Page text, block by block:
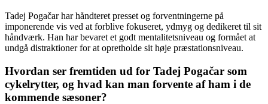
Tadej Pogačar har håndteret presset og forventningerne på
imponerende vis ved at forblive fokuseret, ydmyg og dedikeret til sit
håndværk. Han har bevaret et godt mentalitetsniveau og formået at
undgå distraktioner for at opretholde sit høje præstationsniveau.
Hvordan ser fremtiden ud for Tadej Pogačar som
cykelrytter, og hvad kan man forvente af ham i de
kommende sæsoner?